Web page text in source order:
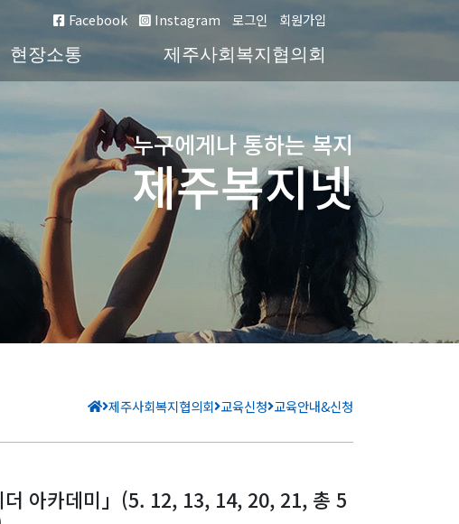
Facebook Instagram 로그인 회원가입
현장소통 제주사회복지협의회
누구에게나 통하는 복지
제주복지넷
제주사회복지협의회 교육신청 교육안내&신청
더 아카데미」(5. 12, 13, 14, 20, 21, 총 5